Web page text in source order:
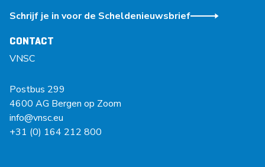
Schrijf je in voor de Scheldenieuwsbrief
CONTACT
VNSC
Postbus 299
4600 AG Bergen op Zoom
info@vnsc.eu
+31 (0) 164 212 800